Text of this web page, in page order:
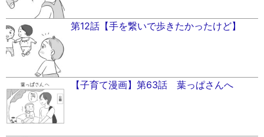
第12話【手を繋いで歩きたかったけど】
【子育て漫画】第63話 葉っぱさんへ